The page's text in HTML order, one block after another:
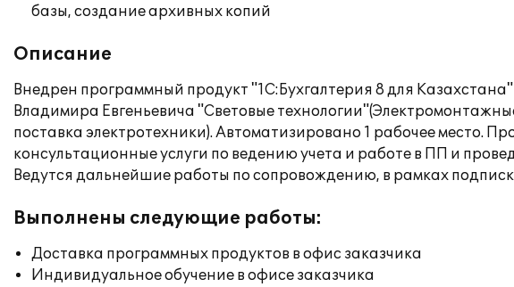
базы, создание архивных копий
Описание
Внедрен программный продукт "1С:Бухгалтерия 8 для
Владимира Евгеньевича "Световые
поставка электротехники). Автоматизировано 1 рабочее место.
консультационные услуги по ведению учета и работе в ПП и
Ведутся дальнейшие работы по сопровождению, в рамках
Выполнены следующие работы:
Доставка программных продуктов в офис заказчика
Индивидуальное обучение в офисе заказчика